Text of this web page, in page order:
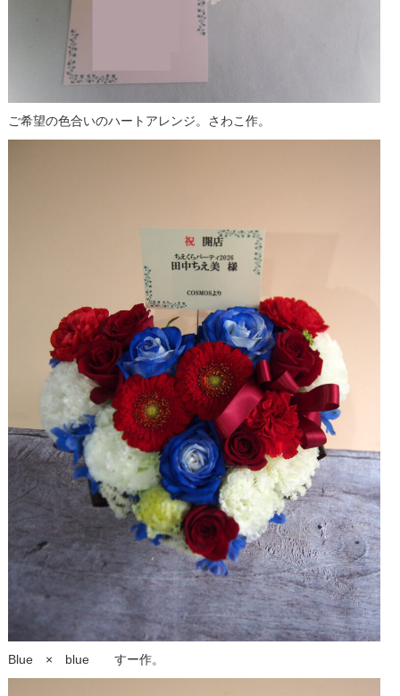
ご希望の色合いのハートアレンジ。さわこ作。
Blue × blue すー作。